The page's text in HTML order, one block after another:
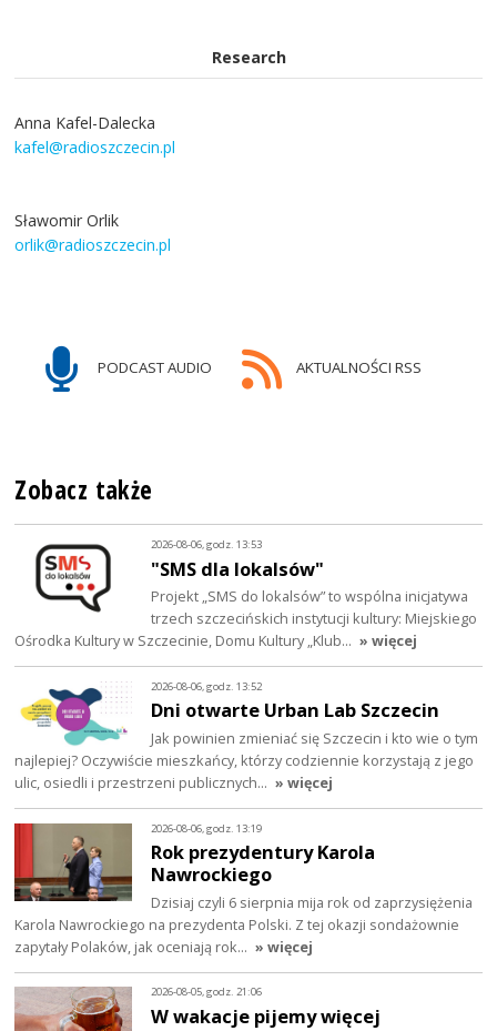
Research
Anna Kafel-Dalecka
kafel@radioszczecin.pl
Sławomir Orlik
orlik@radioszczecin.pl
PODCAST AUDIO AKTUALNOŚCI RSS
Zobacz także
2026-08-06, godz. 13:53
"SMS dla lokalsów"
Projekt „SMS do lokalsów” to wspólna inicjatywa
trzech szczecińskich instytucji kultury: Miejskiego
Ośrodka Kultury w Szczecinie, Domu Kultury „Klub… » więcej
2026-08-06, godz. 13:52
Dni otwarte Urban Lab Szczecin
Jak powinien zmieniać się Szczecin i kto wie o tym
najlepiej? Oczywiście mieszkańcy, którzy codziennie korzystają z jego
ulic, osiedli i przestrzeni publicznych… » więcej
2026-08-06, godz. 13:19
Rok prezydentury Karola
Nawrockiego
Dzisiaj czyli 6 sierpnia mija rok od zaprzysiężenia
Karola Nawrockiego na prezydenta Polski. Z tej okazji sondażownie
zapytały Polaków, jak oceniają rok… » więcej
2026-08-05, godz. 21:06
W wakacje pijemy więcej